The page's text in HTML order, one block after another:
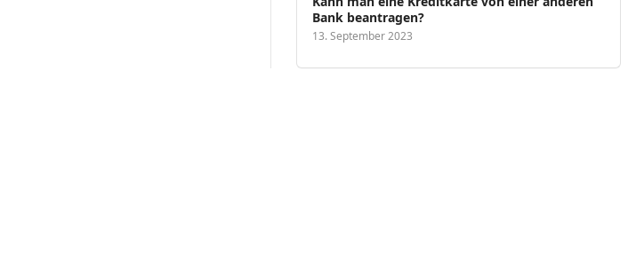
Bank beantragen?
13. September 2023